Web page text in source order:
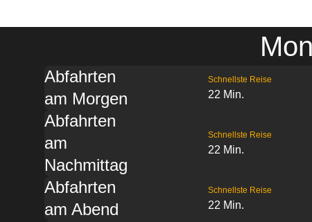
Abfahrten
am Morgen
Schnellste Reise
22 Min.
Abfahrten
am
Nachmittag
Schnellste Reise
22 Min.
Abfahrten
am Abend
Schnellste Reise
22 Min.